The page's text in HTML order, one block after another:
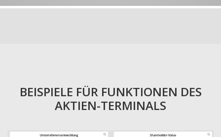
BEISPIELE FÜR FUNKTIONEN DES
AKTIEN-TERMINALS